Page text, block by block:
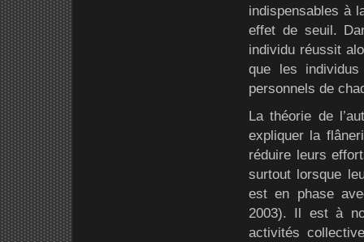
indispensables à
effet de seuil.
individu réussit
que les
personnels de
La théorie de
expliquer la
réduire leurs
surtout lorsque
est en phase
2003). Il est à
activités